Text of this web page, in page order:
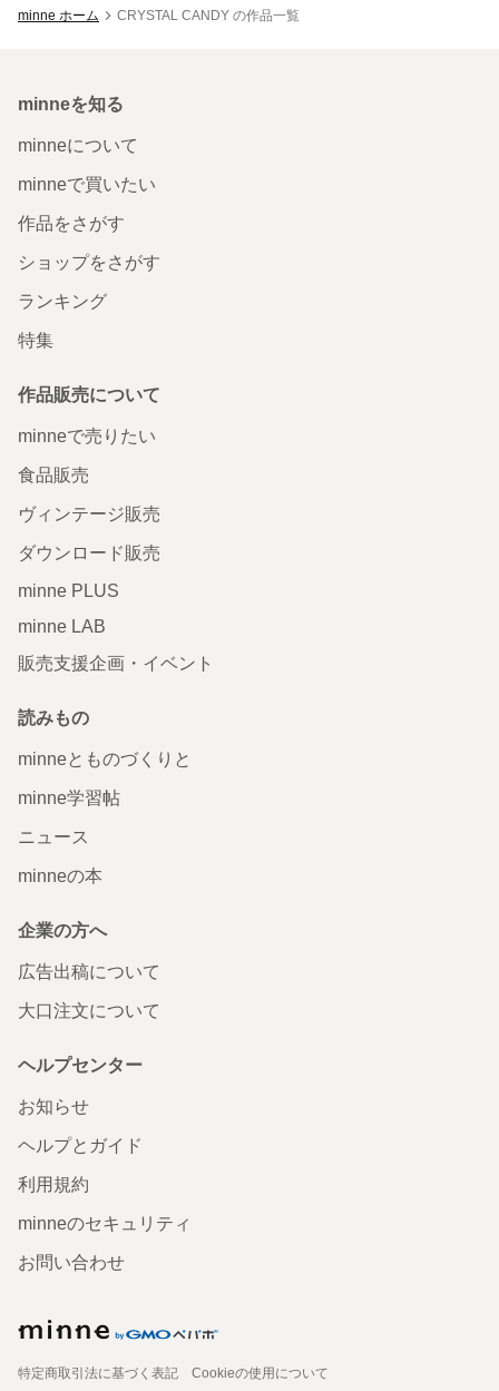
minne ホーム CRYSTAL CANDY の作品一覧
minneを知る
minneについて
minneで買いたい
作品をさがす
ショップをさがす
ランキング
特集
作品販売について
minneで売りたい
食品販売
ヴィンテージ販売
ダウンロード販売
minne PLUS
minne LAB
販売支援企画・イベント
読みもの
minneとものづくりと
minne学習帖
ニュース
minneの本
企業の方へ
広告出稿について
大口注文について
ヘルプセンター
お知らせ
ヘルプとガイド
利用規約
minneのセキュリティ
お問い合わせ
特定商取引法に基づく表記
Cookieの使用について